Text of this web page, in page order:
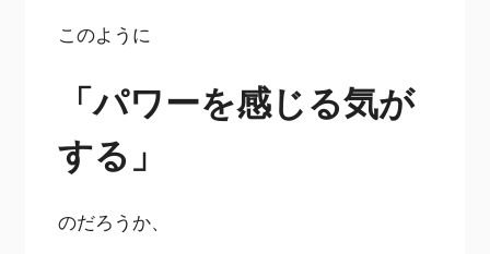
このように
「パワーを感じる気が
する」
のだろうか、